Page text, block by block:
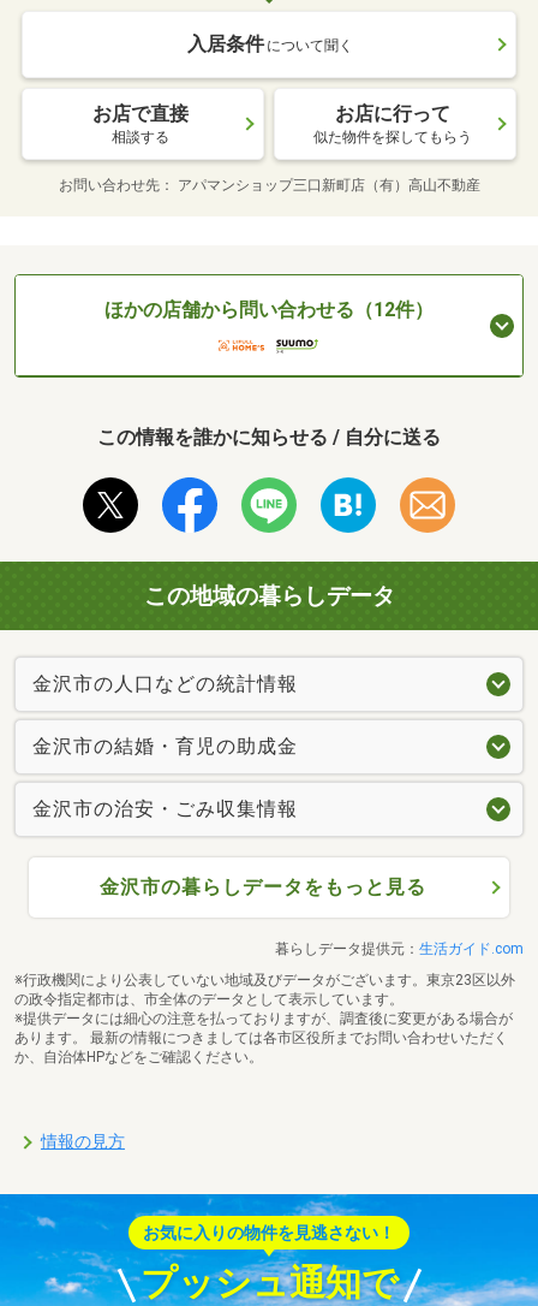
入居条件 について聞く
お店で直接
相談する
お店に行って
似た物件を探してもらう
お問い合わせ先 アパマンショップ三口新町店（有）高山不動産
ほかの店舗から問い合わせる（12件）
この情報を誰かに知らせる / 自分に送る
この地域の暮らしデータ
金沢市の人口などの統計情報
金沢市の結婚・育児の助成金
金沢市の治安・ごみ収集情報
金沢市の暮らしデータをもっと見る
暮らしデータ提供元： 生活ガイド.com
※行政機関により公表していない地域及びデータがございます。東京23区以外
の政令指定都市は、市全体のデータとして表示しています。
※提供データには細心の注意を払っておりますが、調査後に変更がある場合が
あります。 最新の情報につきましては各市区役所までお問い合わせいただく
か、自治体HPなどをご確認ください。
情報の見方
お気に入りの物件を見逃さない！
プッシュ通知で